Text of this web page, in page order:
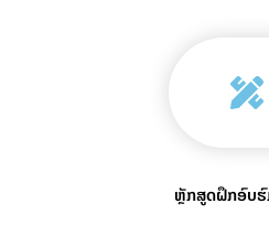
ຫຼັກສູດຝຶກອົບຮົ